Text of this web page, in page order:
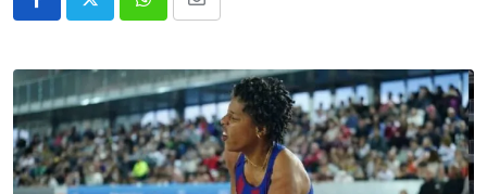
WhatsappComparte
email